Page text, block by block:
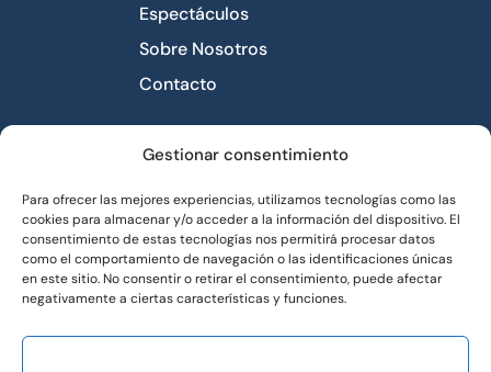
Gestionar consentimiento
Para ofrecer las mejores experiencias, utilizamos tecnologías como las
cookies para almacenar y/o acceder a la información del dispositivo. El
consentimiento de estas tecnologías nos permitirá procesar datos
como el comportamiento de navegación o las identificaciones únicas
en este sitio. No consentir o retirar el consentimiento, puede afectar
negativamente a ciertas características y funciones.
Espectáculos
Sobre Nosotros
Contacto
10 piso 1°. 03660
Novelda
impro.distri@gmail.com
689 726 831